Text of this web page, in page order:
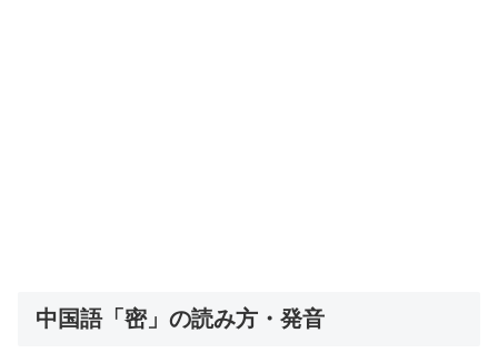
中国語「密」の読み方・発音